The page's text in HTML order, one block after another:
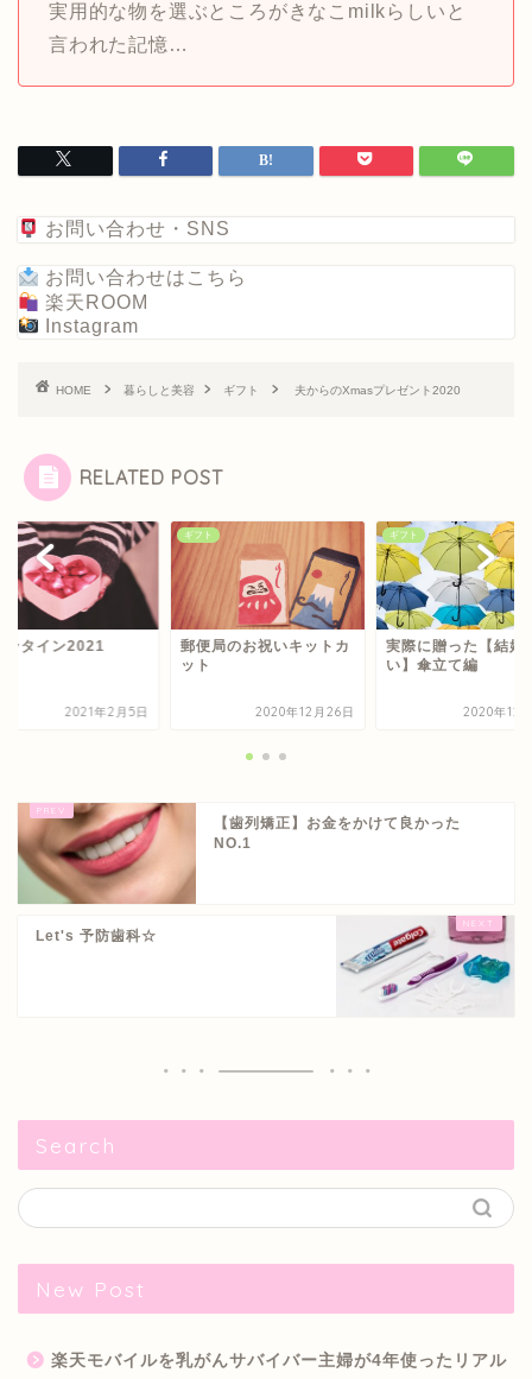
実用的な物を選ぶところがきなこmilkらしいと
言われた記憶…
お問い合わせ・SNS
お問い合わせはこちら
楽天ROOM
Instagram
HOME 暮らしと美容 ギフト 夫からのXmasプレゼント2020
RELATED POST
ンタイン2021
2021年2月5日
ギフト
郵便局のお祝いキットカ
ット
2020年12月26日
ギフト
実際に贈った【結婚
い】傘立て編
2020年12
【歯列矯正】お金をかけて良かった
NO.1
Let's 予防歯科☆
Search
New Post
楽天モバイルを乳がんサバイバー主婦が4年使ったリアル